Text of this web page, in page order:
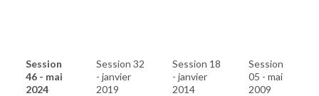
Session
46 - mai
2024
Session 32
- janvier
2019
Session 18
- janvier
2014
Session
05 - mai
2009